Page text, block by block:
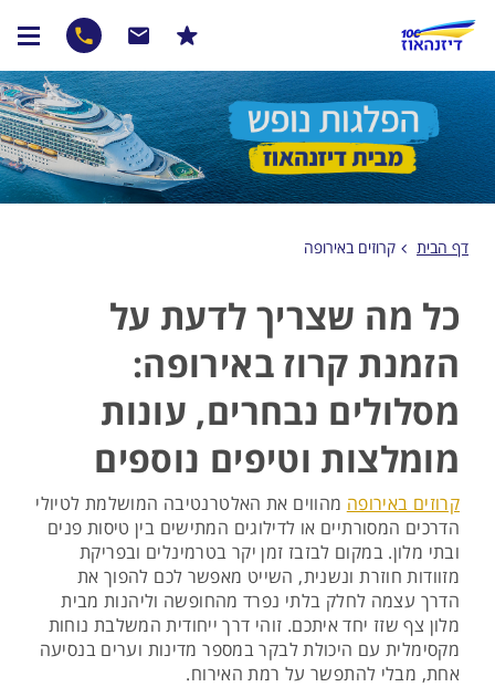
דף הבית קרוזים באירופה
כל מה שצריך לדעת על
הזמנת קרוז באירופה:
מסלולים נבחרים, עונות
מומלצות וטיפים נוספים
קרוזים באירופה מהווים את האלטרנטיבה המושלמת לטיולי
הדרכים המסורתיים או לדילוגים המתישים בין טיסות פנים
ובתי מלון. במקום לבזבז זמן יקר בטרמינלים ובפריקת
מזוודות חוזרת ונשנית, השייט מאפשר לכם להפוך את
הדרך עצמה לחלק בלתי נפרד מהחופשה וליהנות מבית
מלון צף שזז יחד איתכם. זוהי דרך ייחודית המשלבת נוחות
מקסימלית עם היכולת לבקר במספר מדינות וערים בנסיעה
אחת, מבלי להתפשר על רמת האירוח.